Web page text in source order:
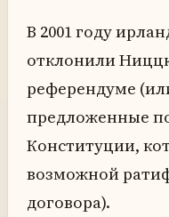
В 2001 году
отклонили
референдуме
предложенные
Конституции,
возможной
договора).